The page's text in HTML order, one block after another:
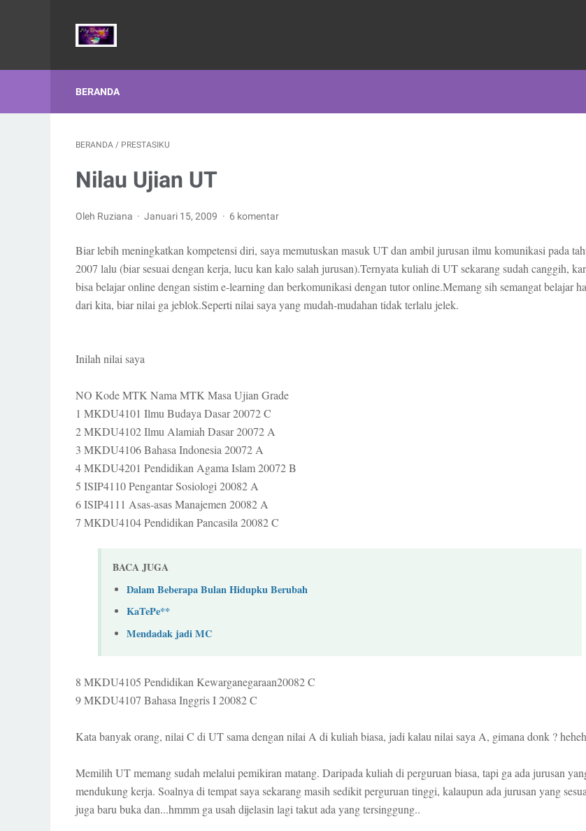
BERANDA
BERANDA / PRESTASIKU
Nilau Ujian UT
Oleh Ruziana Januari 15, 2009 6 komentar
Biar lebih meningkatkan kompetensi diri, saya memutuskan masuk UT dan ambil jurusan ilmu komunikasi pada
2007 lalu (biar sesuai dengan kerja, lucu kan kalo salah jurusan).Ternyata kuliah di UT sekarang sudah canggih,
bisa belajar online dengan sistim e-learning dan berkomunikasi dengan tutor online.Memang sih semangat belajar
dari kita, biar nilai ga jeblok.Seperti nilai saya yang mudah-mudahan tidak terlalu jelek.
Inilah nilai saya
NO Kode MTK Nama MTK Masa Ujian Grade
1 MKDU4101 Ilmu Budaya Dasar 20072 C
2 MKDU4102 Ilmu Alamiah Dasar 20072 A
3 MKDU4106 Bahasa Indonesia 20072 A
4 MKDU4201 Pendidikan Agama Islam 20072 B
5 ISIP4110 Pengantar Sosiologi 20082 A
6 ISIP4111 Asas-asas Manajemen 20082 A
7 MKDU4104 Pendidikan Pancasila 20082 C
BACA JUGA
Dalam Beberapa Bulan Hidupku Berubah
KaTePe**
Mendadak jadi MC
8 MKDU4105 Pendidikan Kewarganegaraan20082 C
9 MKDU4107 Bahasa Inggris I 20082 C
Kata banyak orang, nilai C di UT sama dengan nilai A di kuliah biasa, jadi kalau nilai saya A, gimana donk ?
Memilih UT memang sudah melalui pemikiran matang. Daripada kuliah di perguruan biasa, tapi ga ada jurusan
mendukung kerja. Soalnya di tempat saya sekarang masih sedikit perguruan tinggi, kalaupun ada jurusan yang
juga baru buka dan...hmmm ga usah dijelasin lagi takut ada yang tersinggung..